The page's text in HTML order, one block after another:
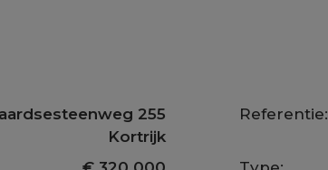
255
Kortrijk
Referentie: